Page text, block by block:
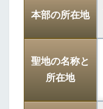
本部の所在地
聖地の名称と
所在地